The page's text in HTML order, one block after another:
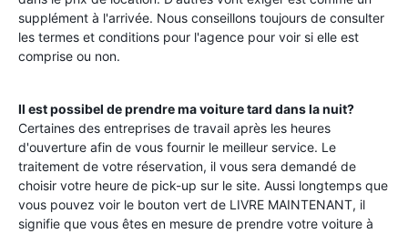
supplément à l'arrivée. Nous conseillons toujours de consulter
les termes et conditions pour l'agence pour voir si elle est
comprise ou non.
Il est possibel de prendre ma voiture tard dans la nuit?
Certaines des entreprises de travail après les heures
d'ouverture afin de vous fournir le meilleur service. Le
traitement de votre réservation, il vous sera demandé de
choisir votre heure de pick-up sur le site. Aussi longtemps que
vous pouvez voir le bouton vert de LIVRE MAINTENANT, il
signifie que vous êtes en mesure de prendre votre voiture à